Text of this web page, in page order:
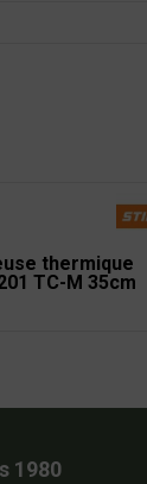
thermique
TC-M 35cm
1980